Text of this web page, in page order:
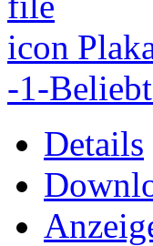
-1-
Details